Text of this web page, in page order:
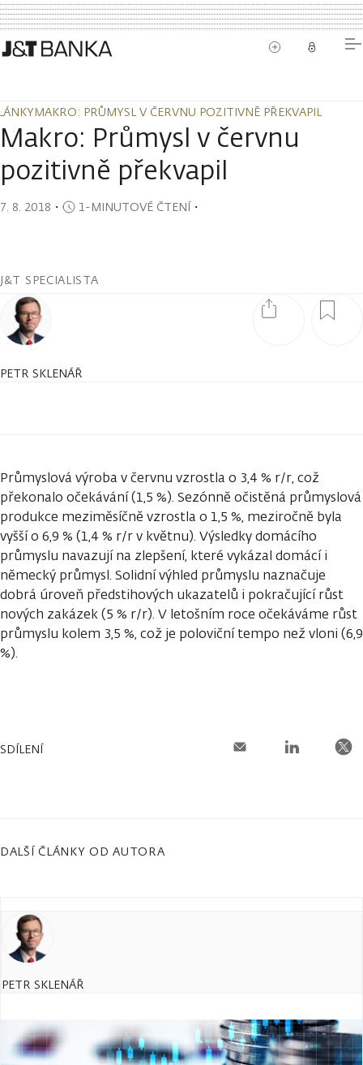
MAKRO: PRŮMYSL V ČERVNU POZITIVNĚ PŘEKVAPIL
MAKRO: PRŮMYSL V ČERVNU POZITIVNĚ PŘEKVAPIL
Makro: Průmysl v červnu
pozitivně překvapil
7. 8. 2018 ・ 1-MINUTOVÉ ČTENÍ・
J&T SPECIALISTA
PETR SKLENÁŘ
Průmyslová výroba v červnu vzrostla o 3,4 % r/r, což
překonalo očekávání (1,5 %). Sezónně očistěná průmyslová
produkce meziměsíčně vzrostla o 1,5 %, meziročně byla
vyšší o 6,9 % (1,4 % r/r v květnu). Výsledky domácího
průmyslu navazují na zlepšení, které vykázal domácí i
německý průmysl. Solidní výhled průmyslu naznačuje
dobrá úroveň předstihových ukazatelů i pokračující růst
nových zakázek (5 % r/r). V letošním roce očekáváme růst
průmyslu kolem 3,5 %, což je poloviční tempo než vloni (6,9
%).
SDÍLENÍ
DALŠÍ ČLÁNKY OD AUTORA
PETR SKLENÁŘ